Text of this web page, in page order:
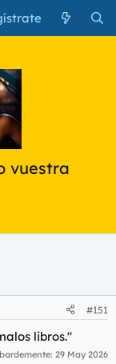
vuestra
#151
libros."
29 May 2026